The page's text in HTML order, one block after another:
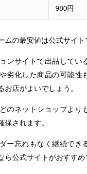
980円
ムの最安値は公式サイト
ンサイトで出品してい
劣化した商品の可能性
お店がよいでしょう。
のネットショップより
保されます。
ー忘れもなく継続でき
ら公式サイトがおすすめ